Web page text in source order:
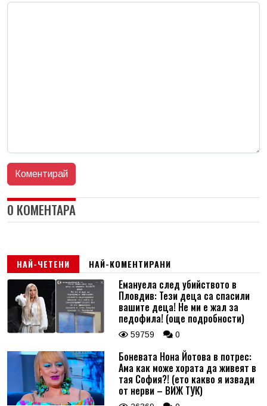
0 КОМЕНТАРА
НАЙ-ЧЕТЕНИ НАЙ-КОМЕНТИРАНИ
Емануела след убийството в
Пловдив: Тези деца са спасили
вашите деца! Не ми е жал за
педофила! (още подробности)
59759 0
Боневата Нона Йотова в потрес:
Ама как може хората да живеят в
тая София?! (ето какво я извади
от нерви – ВИЖ ТУК)